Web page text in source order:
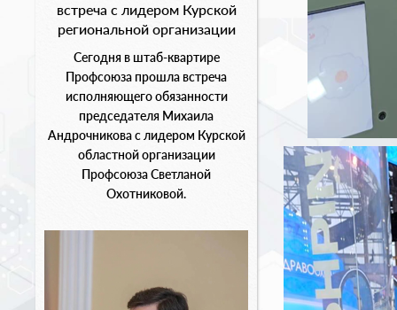
встреча с лидером Курской
региональной организации
Сегодня в штаб-квартире
Профсоюза прошла встреча
исполняющего обязанности
председателя Михаила
Андрочникова с лидером Курской
областной организации
Профсоюза Светланой
Охотниковой.